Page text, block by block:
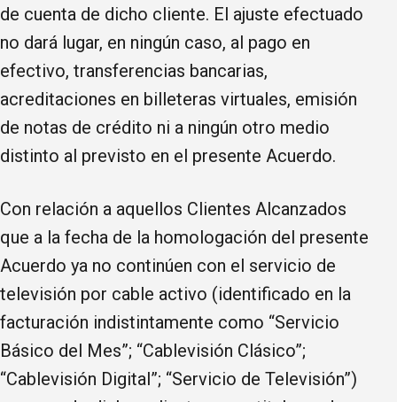
de cuenta de dicho cliente. El ajuste efectuado
no dará lugar, en ningún caso, al pago en
efectivo, transferencias bancarias,
acreditaciones en billeteras virtuales, emisión
de notas de crédito ni a ningún otro medio
distinto al previsto en el presente Acuerdo.
Con relación a aquellos Clientes Alcanzados
que a la fecha de la homologación del presente
Acuerdo ya no continúen con el servicio de
televisión por cable activo (identificado en la
facturación indistintamente como “Servicio
Básico del Mes”; “Cablevisión Clásico”;
“Cablevisión Digital”; “Servicio de Televisión”)